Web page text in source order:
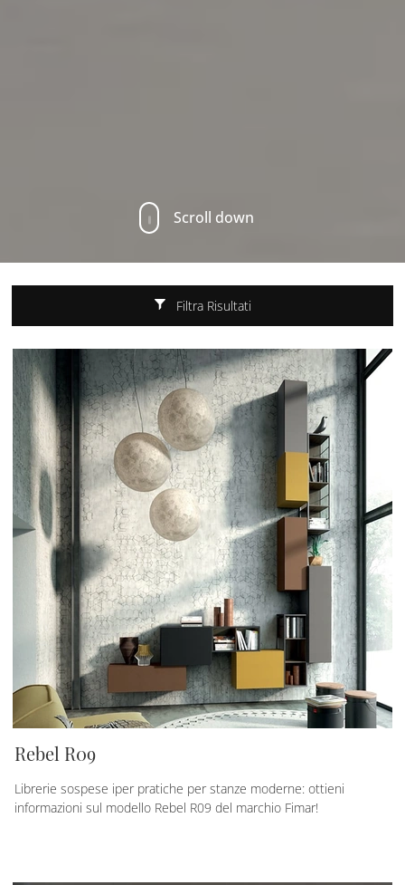
Scroll down
Filtra Risultati
Rebel R09
Librerie sospese iper pratiche per stanze moderne: ottieni
informazioni sul modello Rebel R09 del marchio Fimar!